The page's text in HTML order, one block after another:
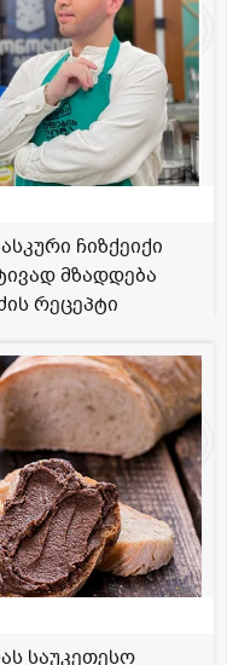
ჩიზქეიქი
მზადდება
რეცეპტი
საუკეთესო